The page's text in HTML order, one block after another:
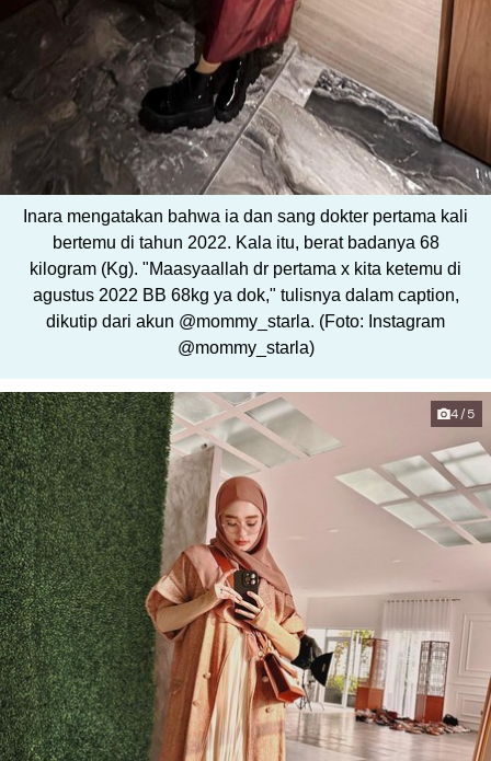
Inara mengatakan bahwa ia dan sang dokter pertama kali
bertemu di tahun 2022. Kala itu, berat badanya 68
kilogram (Kg). "Maasyaallah dr pertama x kita ketemu di
agustus 2022 BB 68kg ya dok," tulisnya dalam caption,
dikutip dari akun @mommy_starla. (Foto: Instagram
@mommy_starla)
4/5